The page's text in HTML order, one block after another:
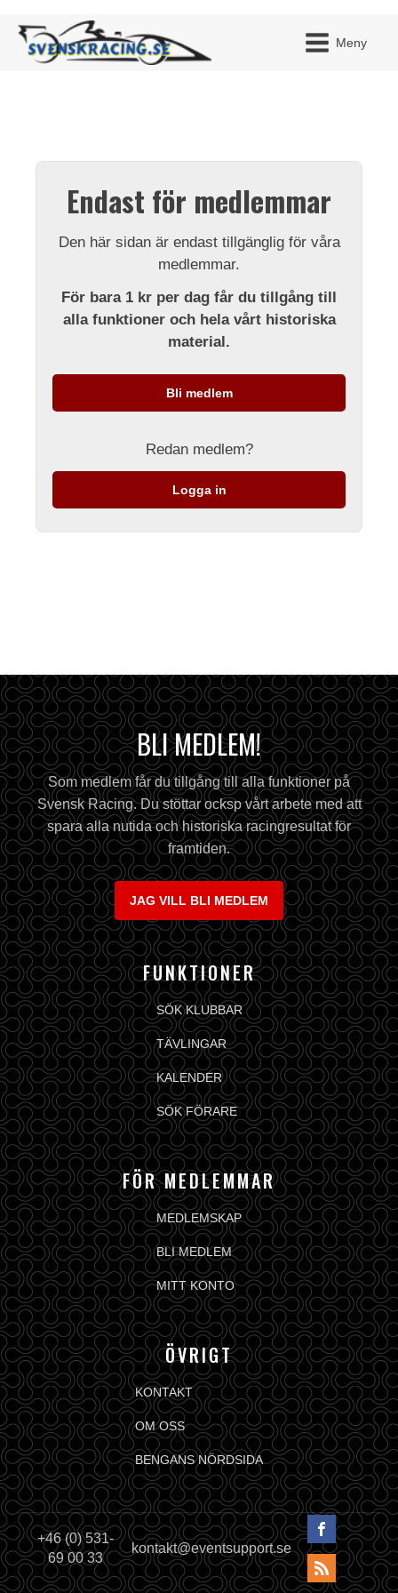
Meny
Endast för medlemmar
Den här sidan är endast tillgänglig för våra
medlemmar.
För bara 1 kr per dag får du tillgång till
alla funktioner och hela vårt historiska
material.
Bli medlem
Redan medlem?
Logga in
BLI MEDLEM!
Som medlem får du tillgång till alla funktioner på
Svensk Racing. Du stöttar ocksp vårt arbete med att
spara alla nutida och historiska racingresultat för
framtiden.
JAG VILL BLI MEDLEM
FUNKTIONER
SÖK KLUBBAR
TÄVLINGAR
KALENDER
SÖK FÖRARE
FÖR MEDLEMMAR
MEDLEMSKAP
BLI MEDLEM
MITT KONTO
ÖVRIGT
KONTAKT
OM OSS
BENGANS NÖRDSIDA
+46 (0) 531-
69 00 33
kontakt@eventsupport.se